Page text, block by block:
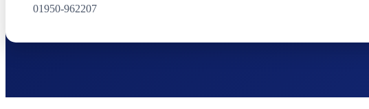
01950-962207